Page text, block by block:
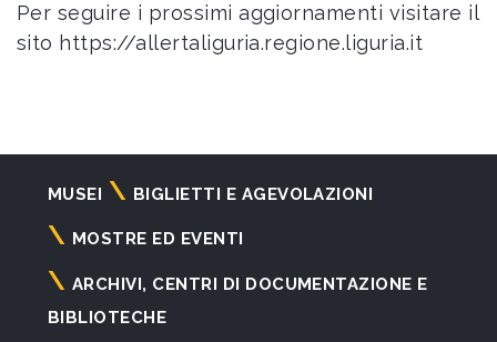
Per seguire i prossimi aggiornamenti visitare il
sito https://allertaliguria.regione.liguria.it
Navigazione
principale
MUSEI BIGLIETTI E AGEVOLAZIONI
MOSTRE ED EVENTI
ARCHIVI, CENTRI DI DOCUMENTAZIONE E
BIBLIOTECHE